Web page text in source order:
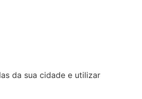
da sua cidade e utilizar